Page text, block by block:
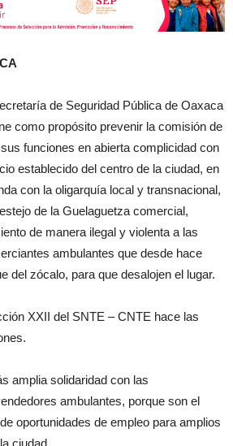
XXII
de Seguridad Pública de Oaxaca
como propósito prevenir la comisión de
funciones en abierta complicidad con
establecido del centro de la ciudad, en
con la oligarquía local y transnacional,
de la Guelaguetza comercial,
de manera ilegal y violenta a las
ambulantes que desde hace
del zócalo, para que desalojen el lugar.
XXII del SNTE – CNTE hace las
amplia solidaridad con las
ambulantes, porque son el
oportunidades de empleo para amplios
ciudad.